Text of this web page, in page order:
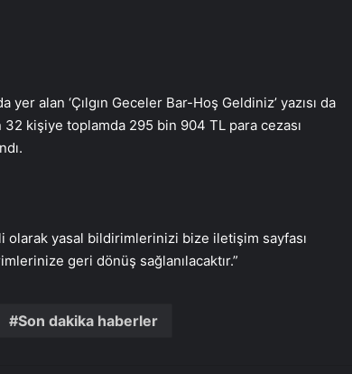
alan ‘Çılgın Geceler Bar-Hoş Geldiniz’ yazısı da
kişiye toplamda 295 bin 904 TL para cezası
olarak yasal bildirimlerinizi bize iletişim sayfası
geri dönüş sağlanılacaktır.”
Son dakika haberler
Özgür Özel: CHP provokasyonla
susturulamaz
FETÖ’nün ‘Emniyet Mahrem
Sorumluları’na operasyon: 38 gözaltı